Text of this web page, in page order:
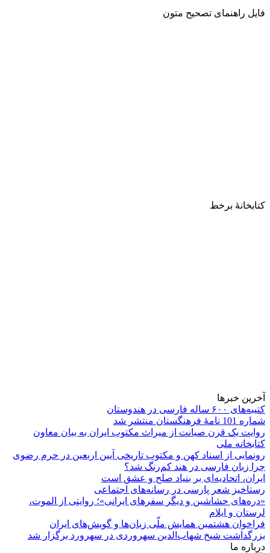
فایل راهنمای تصحیح متون
کتابخانۀ برخط
آخرین خبرها
کتیبه‌های ۶۰۰ ساله فارسی در هندوستان
شماره 101 نامۀ فرهنگستان منتشر شد
روایت یک قرن صیانت از میراث مکتوب ایران به بیان معاون
کتابخانه ملی
رونمایی از اسناد کهن و مکتوب تاریخی آیین اربعین در حرم رضوی
چرا زبان فارسی در هند کم‌رنگ شد؟
ایران، اتحادیه‌ای بر بنیاد صلح و عشق است
رستاخیز شعر پارسی در رسانه‌های اجتماعی
«دره‌های حشاشین و دیگر سفرهای ایرانی»؛ روایتی از الموت،
لرستان و ایلام
فراخوان هشتمین همایش ملّی زبان‌ها و گویش‌های ایران
بزرگداشت شیخ شهاب‌الدین سهروردی در سهرورد برگزار شد
درباره ما